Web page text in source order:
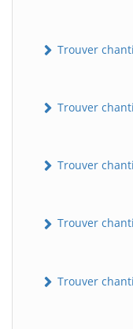
Trouver
Trouver
Trouver
Trouver
Trouver